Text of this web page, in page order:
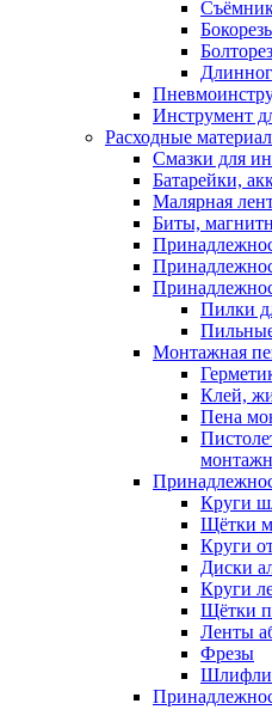
Инструмент
Расходные
Смазки для
Батарейки,
Малярная
Биты,
Пилки
Монтажная
Клей,
Пена
Круги
Щётки
Круги
Диски
Круги
Щётки
Ленты
Фрезы